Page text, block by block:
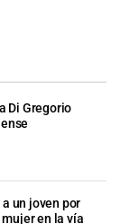
Di Gregorio
un joven por
en la vía